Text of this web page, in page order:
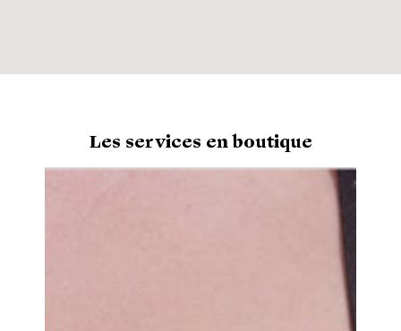
Les services en boutique